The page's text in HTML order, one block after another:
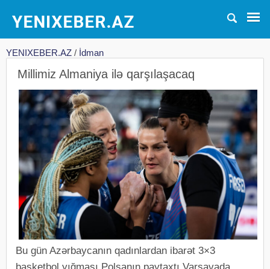
YENIXEBER.AZ / İdman
Millimiz Almaniya ilə qarşılaşacaq
Bu gün Azərbaycanın qadınlardan ibarət 3×3